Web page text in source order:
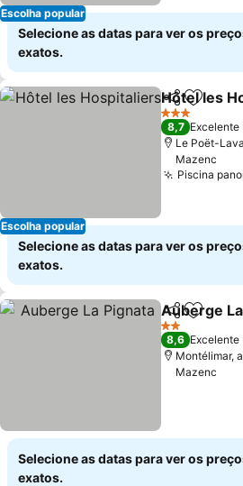
Escolha popular
Selecione as datas para ver os
exatos.
Escolha popular
Partilhar
Hôtel les
3 Estrelas
8,7 Excelente
Le Poët-
Mazenc
Piscina
Selecione as datas para ver os
exatos.
Partilhar
Auberge
2 Estrelas
8,6 Excelente
Montélimar,
Mazenc
Selecione as datas para ver os
exatos.